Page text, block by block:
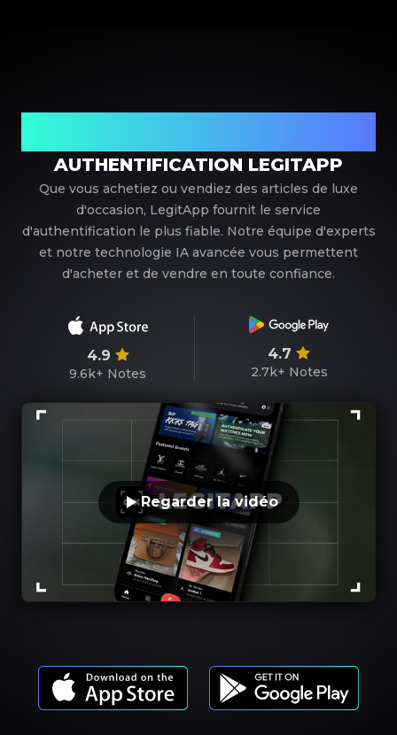
AUTHENTIFICATION LEGITAPP
Que vous achetiez ou vendiez des articles de luxe
d'occasion, LegitApp fournit le service
d'authentification le plus fiable. Notre équipe d'experts
et notre technologie IA avancée vous permettent
d'acheter et de vendre en toute confiance.
4.9
9.6k+ Notes
4.7
2.7k+ Notes
Regarder la vidéo